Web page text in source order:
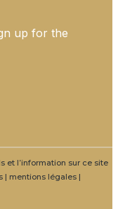
up for the
et l’information sur ce site
| mentions légales |